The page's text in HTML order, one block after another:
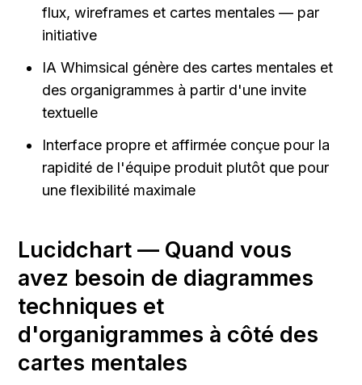
flux, wireframes et cartes mentales — par
initiative
IA Whimsical génère des cartes mentales et
des organigrammes à partir d'une invite
textuelle
Interface propre et affirmée conçue pour la
rapidité de l'équipe produit plutôt que pour
une flexibilité maximale
Lucidchart — Quand vous
avez besoin de diagrammes
techniques et
d'organigrammes à côté des
cartes mentales